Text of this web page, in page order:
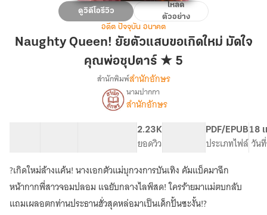
Naughty
Queen!
ยัย
ตัว
แสบ
มัด
คุณ
พ่อ
ซุป
ตาร์
★
ดูวิดีโอรีวิว
โหลด
ตัวอย่าง
อดีต ปัจจุบัน อนาคต
Naughty Queen! ยัยตัวแสบขอเกิดใหม่ มัดใจ
คุณพ่อซุปตาร์ ★ 5
เรื่อง[นิยาย
แปล]
Naughty
Queen!
ยัย
ตัว
แสบ
ขอ
เกิด
ใหม่
สำนักพิมพ์สำนักอักษร
นามปากกา
สำนักอักษร
2.23K
ยอดวิว
PDF/EPUB
ประเภทไฟล์
18
วัน
?เกิดใหม่ล้างแค้น! นางเอกตัวแม่บุกวงการบันเทิง คัมแบ็คมาฉีก
หน้ากากพี่สาวจอมปลอม แฉยับกลางไลฟ์สด! ใครร้ายมาแม่ตบกลับ
แถมเผลอตกท่านประธานฮั่วสุดหล่อมาเป็นเด็กปั้นซะงั้น!?